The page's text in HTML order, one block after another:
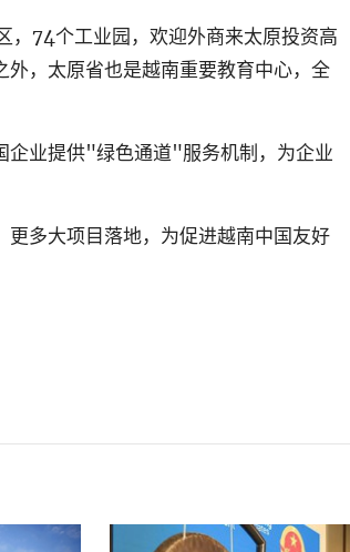
，74个工业园，欢迎外商来太原投资高
，太原省也是越南重要教育中心，全
企业提供"绿色通道"服务机制，为企业
多大项目落地，为促进越南中国友好